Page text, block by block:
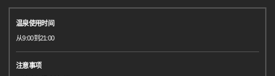
温泉使用时间
从9:00到21:00
注意事项